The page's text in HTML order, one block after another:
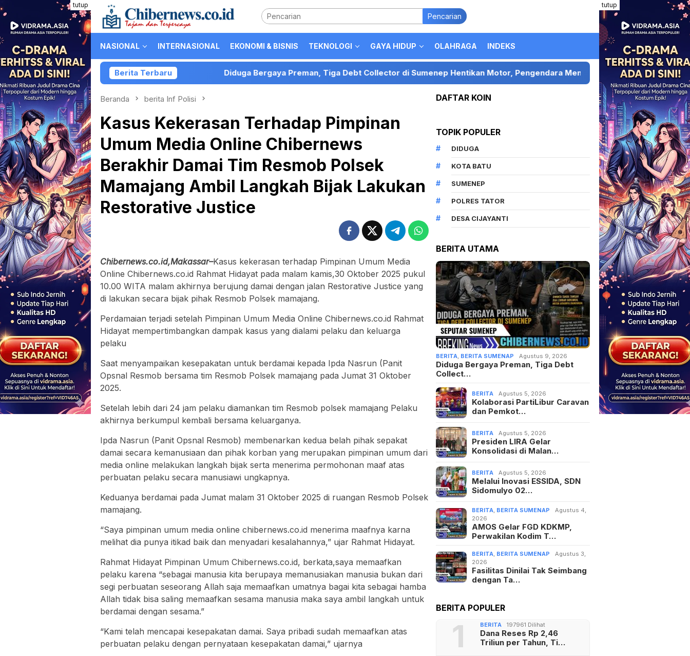
Loncat
ke
konten
tutup tutup
Pencarian
NASIONAL INTERNASIONAL EKONOMI & BISNIS TEKNOLOGI GAYA HIDUP OLAHRAGA INDEKS
Berita TerbaruDiduga Bergaya Preman, Tiga Debt Collector di Sumenep Hentikan Motor, Pengendara Mengaku Ditelantarkan Kolaborasi
Beranda berita Inf Polisi
Kasus Kekerasan Terhadap Pimpinan
Umum Media Online Chibernews
Berakhir Damai Tim Resmob Polsek
Mamajang Ambil Langkah Bijak Lakukan
Restorative Justice
Chibernews.co.id,Makassar–Kasus kekerasan terhadap Pimpinan Umum Media
Online Chibernews.co.id Rahmat Hidayat pada malam kamis,30 Oktober 2025 pukul
10.00 WITA malam akhirnya berujung damai dengan jalan Restorative Justice yang
di lakukan secara bijak pihak Resmob Polsek mamajang.
Perdamaian terjadi setelah Pimpinan Umum Media Online Chibernews.co.id Rahmat
Hidayat mempertimbangkan dampak kasus yang dialami pelaku dan keluarga
pelaku
Saat menyampaikan kesepakatan untuk berdamai kepada Ipda Nasrun (Panit
Opsnal Resmob bersama tim Resmob Polsek mamajang pada Jumat 31 Oktober
2025.
Setelah lebih dari 24 jam pelaku diamankan tim Resmob polsek mamajang Pelaku
akhirnya berkumpul kembali bersama keluarganya.
Ipda Nasrun (Panit Opsnal Resmob) membenarkan kedua belah pihak sepakat
damai secara kemanusiaan dan pihak korban yang merupakan pimpinan umum dari
media online melakukan langkah bijak serta menerima permohonan maaf atas
perbuatan pelaku secara manusiawi ungkapnya.
Keduanya berdamai pada Jumat malam 31 Oktober 2025 di ruangan Resmob Polsek
mamajang.
“Saya pimpinan umum media online chibernews.co.id menerima maafnya karna
melihat dia punya itikad baik dan menyadari kesalahannya,” ujar Rahmat Hidayat.
Rahmat Hidayat Pimpinan Umum Chibernews.co.id, berkata,saya memaafkan
pelaku karena “sebagai manusia kita berupaya memanusiakan manusia bukan dari
segi perbuatan seseorang Allah saja memaafkan umatnya bagai kita sebagai hamba
Allah tidak bisa saling memaafkan sesama manusia maka saya ambil langkah untuk
berdamai dengan sesama.”
“Kami telah mencapai kesepakatan damai. Saya pribadi sudah memaafkan atas
perbuatan pelaku dengan pernyataan kesepakatan damai,” ujarnya
DAFTAR KOIN
TOPIK POPULER
DIDUGA
KOTA BATU
SUMENEP
POLRES TATOR
DESA CIJAYANTI
BERITA UTAMA
BERITA BERITA SUMENAP Agustus 9, 2026
Diduga Bergaya Preman, Tiga Debt
Collect…
BERITA Agustus 5, 2026
Kolaborasi PartiLibur Caravan
dan Pemkot…
BERITA Agustus 5, 2026
Presiden LIRA Gelar
Konsolidasi di Malan…
BERITA Agustus 5, 2026
Melalui Inovasi ESSIDA, SDN
Sidomulyo 02…
BERITA BERITA SUMENAP
Agustus 4,
2026
AMOS Gelar FGD KDKMP,
Perwakilan Kodim T…
BERITA BERITA SUMENAP
Agustus 3,
2026
Fasilitas Dinilai Tak Seimbang
dengan Ta…
BERITA POPULER
1 BERITA 197961 Dilihat
Dana Reses Rp 2,46
Triliun per Tahun, Ti…